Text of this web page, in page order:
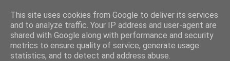
This site uses cookies from Google to deliver its services
and to analyze traffic. Your IP address and user-agent are
shared with Google along with performance and security
metrics to ensure quality of service, generate usage
statistics, and to detect and address abuse.